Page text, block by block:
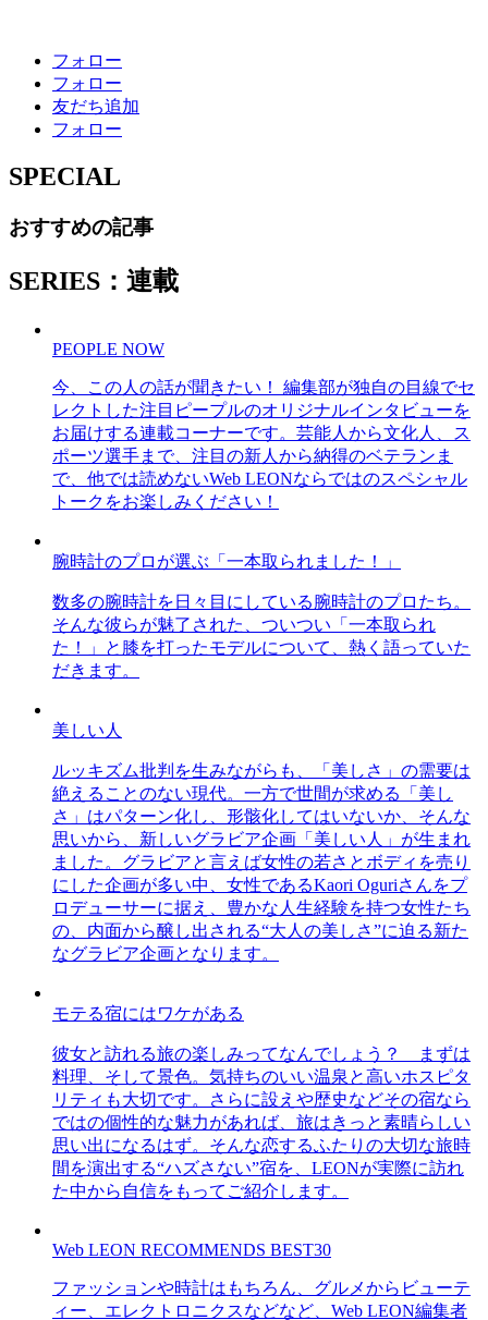
フォロー
フォロー
友だち追加
フォロー
SPECIAL
おすすめの記事
SERIES：連載
PEOPLE NOW
今、この人の話が聞きたい！ 編集部が独自の目線でセ
レクトした注目ピープルのオリジナルインタビューを
お届けする連載コーナーです。芸能人から文化人、ス
ポーツ選手まで、注目の新人から納得のベテランま
で、他では読めないWeb LEONならではのスペシャル
トークをお楽しみください！
腕時計のプロが選ぶ「一本取られました！」
数多の腕時計を日々目にしている腕時計のプロたち。
そんな彼らが魅了された、ついつい「一本取られ
た！」と膝を打ったモデルについて、熱く語っていた
だきます。
美しい人
ルッキズム批判を生みながらも、「美しさ」の需要は
絶えることのない現代。一方で世間が求める「美し
さ」はパターン化し、形骸化してはいないか、そんな
思いから、新しいグラビア企画「美しい人」が生まれ
ました。グラビアと言えば女性の若さとボディを売り
にした企画が多い中、女性であるKaori Oguriさんをプ
ロデューサーに据え、豊かな人生経験を持つ女性たち
の、内面から醸し出される“大人の美しさ”に迫る新た
なグラビア企画となります。
モテる宿にはワケがある
彼女と訪れる旅の楽しみってなんでしょう？ まずは
料理、そして景色。気持ちのいい温泉と高いホスピタ
リティも大切です。さらに設えや歴史などその宿なら
ではの個性的な魅力があれば、旅はきっと素晴らしい
思い出になるはず。そんな恋するふたりの大切な旅時
間を演出する“ハズさない”宿を、LEONが実際に訪れ
た中から自信をもってご紹介します。
Web LEON RECOMMENDS BEST30
ファッションや時計はもちろん、グルメからビューテ
ィー、エレクトロニクスなどなど、Web LEON編集者